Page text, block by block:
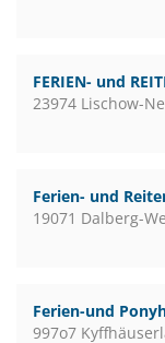
FERIEN- und
23974 Lischow-
Ferien- und
19071 Dalberg-
Ferien-und
997o7